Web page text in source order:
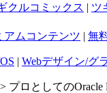
クルコミックス | ツ
アムコンテンツ | 無
| Webデザイン/グ
> プロとしてのOracle